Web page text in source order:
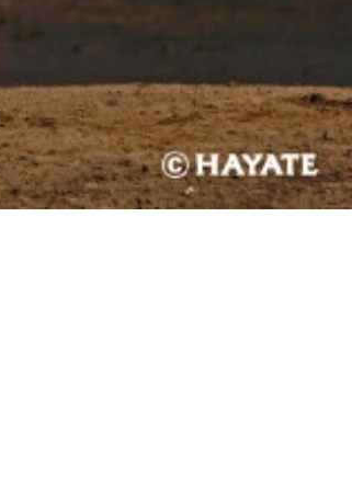
（現ロサンゼルス・エンゼルスコーチ）
念撮影（写真／本人提供）